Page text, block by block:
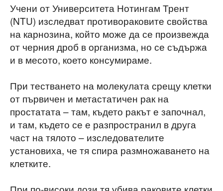
Учени от Университета Нотингам Трент
(NTU) изследват противораковите свойства
на карнозина, който може да се произвежда
от черния дроб в организма, но се съдържа
и в месото, което консумираме.
При тестването на молекулата срещу клетки
от първичен и метастатичен рак на
простатата – там, където ракът е започнал,
и там, където се е разпространил в друга
част на тялото – изследователите
установиха, че тя спира размножаването на
клетките.